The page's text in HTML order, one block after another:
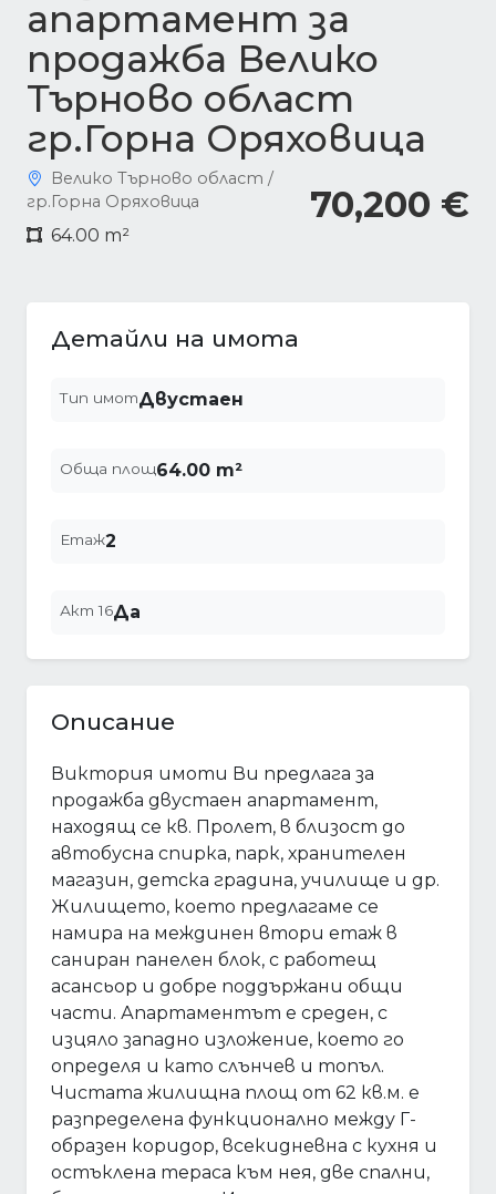
апартамент за
продажба Велико
Търново област
гр.Горна Оряховица
70,200 €
Велико Търново област /
гр.Горна Оряховица
64.00 m²
Детайли на имота
Тип имотДвустаен
Обща площ64.00 m²
Етаж2
Акт 16Да
Описание
Виктория имоти Ви предлага за
продажба двустаен апартамент,
находящ се кв. Пролет, в близост до
автобусна спирка, парк, хранителен
магазин, детска градина, училище и др.
Жилището, което предлагаме се
намира на междинен втори етаж в
саниран панелен блок, с работещ
асансьор и добре поддържани общи
части. Апартаментът е среден, с
изцяло западно изложение, което го
определя и като слънчев и топъл.
Чистата жилищна площ от 62 кв.м. е
разпределена функционално между Г-
образен коридор, всекидневна с кухня и
остъклена тераса към нея, две спални,